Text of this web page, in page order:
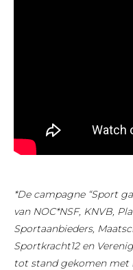
*De campagne “Sport
van NOC*NSF, KNVB,
Sportaanbieders,
Sportkracht12 en
tot stand gekomen met